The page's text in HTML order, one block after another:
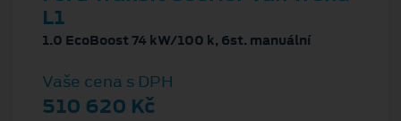
L1
1.0 EcoBoost 74 kW/100 k, 6st. manuální
Vaše cena s DPH
510 620 Kč